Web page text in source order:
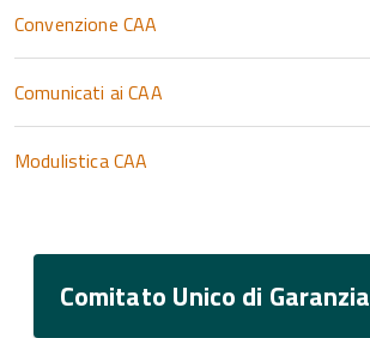
Convenzione CAA
Comunicati ai CAA
Modulistica CAA
Comitato Unico di Garanzia